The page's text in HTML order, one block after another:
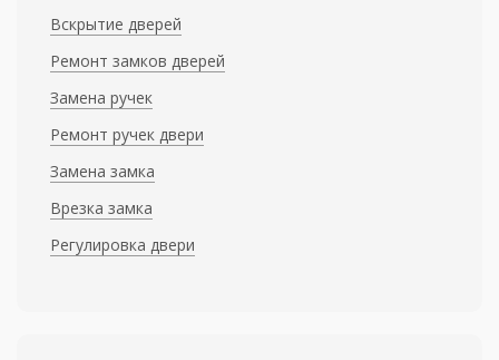
Вскрытие дверей
Ремонт замков дверей
Замена ручек
Ремонт ручек двери
Замена замка
Врезка замка
Регулировка двери